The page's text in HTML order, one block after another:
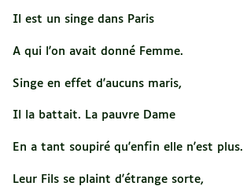
Il est un singe dans Paris
A qui l'on avait donné Femme.
Singe en effet d'aucuns maris,
Il la battait. La pauvre Dame
En a tant soupiré qu'enfin elle n'est plus.
Leur Fils se plaint d'étrange sorte,